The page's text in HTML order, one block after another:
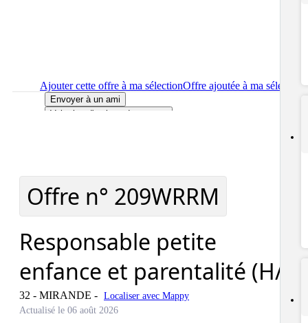
Ajouter cette offre à ma sélectionOffre ajoutée à ma sélection
Envoyer à un ami
Voir plus d'options de partage
Offre n° 209WRRM
Responsable petite
enfance et parentalité (H/F)
32 - MIRANDE - Localiser avec Mappy
Actualisé le 06 août 2026